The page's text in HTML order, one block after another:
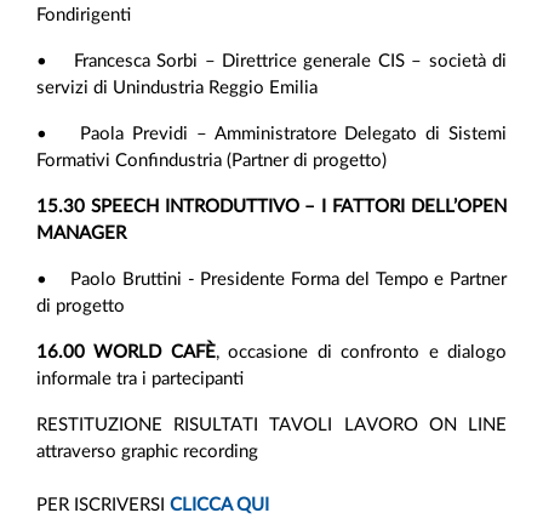
Fondirigenti
• Francesca Sorbi – Direttrice generale CIS – società di
servizi di Unindustria Reggio Emilia
• Paola Previdi – Amministratore Delegato di Sistemi
Formativi Confindustria (Partner di progetto)
15.30 SPEECH INTRODUTTIVO – I FATTORI DELL’OPEN
MANAGER
• Paolo Bruttini - Presidente Forma del Tempo e Partner
di progetto
16.00 WORLD CAFÈ, occasione di confronto e dialogo
informale tra i partecipanti
RESTITUZIONE RISULTATI TAVOLI LAVORO ON LINE
attraverso graphic recording
PER ISCRIVERSI CLICCA QUI